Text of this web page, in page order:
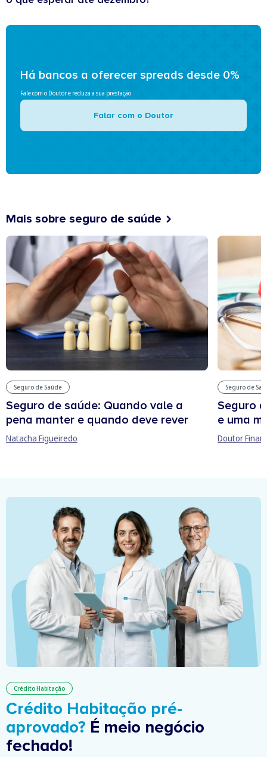
Há bancos a oferecer spreads desde 0%
Fale com o Doutor e reduza a sua prestação
Falar com o Doutor
Mais sobre seguro de saúde
Seguro de Saúde
Seguro de saúde: Quando vale a
pena manter e quando deve rever
Natacha Figueiredo
Seguro de
Seguro
e uma
Doutor
Crédito Habitação
Crédito Habitação pré-
aprovado? É meio negócio
fechado!